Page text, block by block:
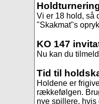
Vi er 18 hold, så
"Skakmat"s
KO 147
Nu kan du
Tid til
Holdene er
rækkefølgen.
nye spillere,